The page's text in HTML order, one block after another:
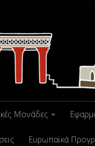
Μονάδες
Ευρωπαϊκά